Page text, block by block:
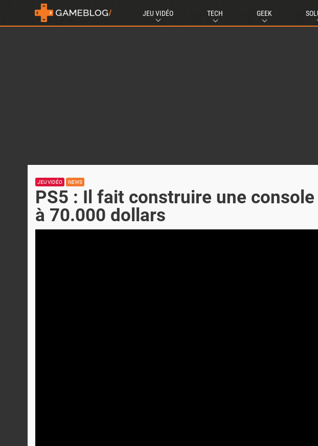
JEU VIDÉO TECH GEEK
JEU VIDÉO NEWS
PS5 : Il fait construire une
à 70.000 dollars